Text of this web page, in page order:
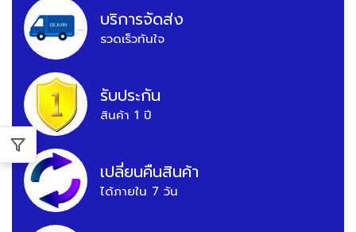
บริการจัดส่ง
รวดเร็วทันใจ
รับประกัน
สินค้า 1 ปี
เปลี่ยนคืนสินค้า
ได้ภายใน 7 วัน